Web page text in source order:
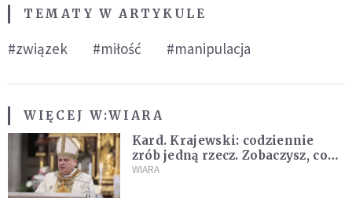
TEMATY W ARTYKULE
#związek #miłość #manipulacja
WIĘCEJ W:WIARA
Kard. Krajewski: codziennie
zrób jedną rzecz. Zobaczysz, co
stanie się z twoim życiem
WIARA